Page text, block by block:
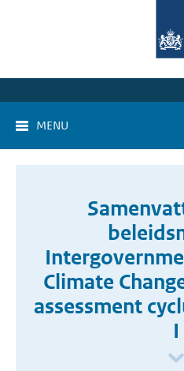
MENU
Climate
assessment
I